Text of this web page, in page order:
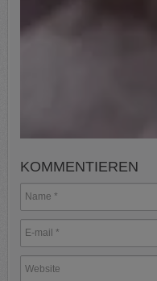
KOMMENTIEREN